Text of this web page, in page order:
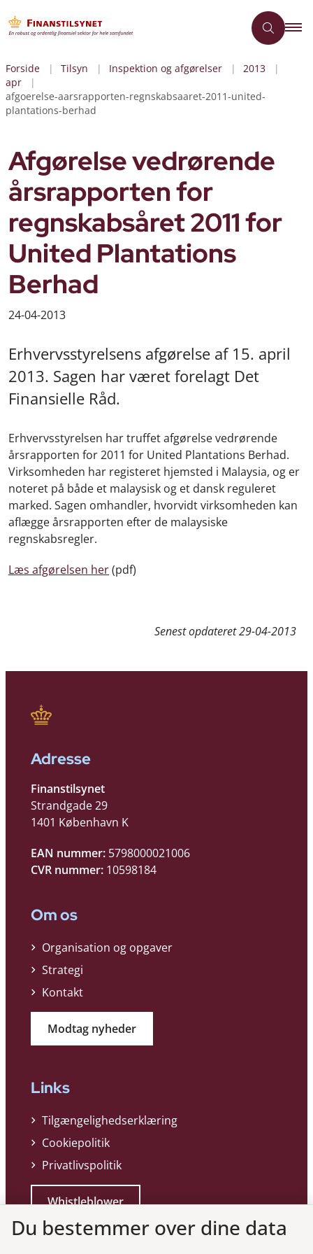
Forside Tilsyn Inspektion og afgørelser
2013
apr
afgoerelse-aarsrapporten-regnskabsaaret-2011-united-
plantations-berhad
Afgørelse vedrørende
årsrapporten for
regnskabsåret 2011 for
United Plantations
Berhad
24-04-2013
Erhvervsstyrelsens afgørelse af 15. april
2013. Sagen har været forelagt Det
Finansielle Råd.
Erhvervsstyrelsen har truffet afgørelse vedrørende
årsrapporten for 2011 for United Plantations Berhad.
Virksomheden har registeret hjemsted i Malaysia, og er
noteret på både et malaysisk og et dansk reguleret
marked. Sagen omhandler, hvorvidt virksomheden kan
aflægge årsrapporten efter de malaysiske
regnskabsregler.
Læs afgørelsen her(pdf)
Senest opdateret29-04-2013
Adresse
Finanstilsynet
Strandgade 29
1401 København K
EAN nummer: 5798000021006
CVR nummer: 10598184
Om os
Organisation og opgaver
Strategi
Kontakt
Modtag nyheder
Links
Tilgængelighedserklæring
Cookiepolitik
Privatlivspolitik
Whistleblower
Du bestemmer over dine data